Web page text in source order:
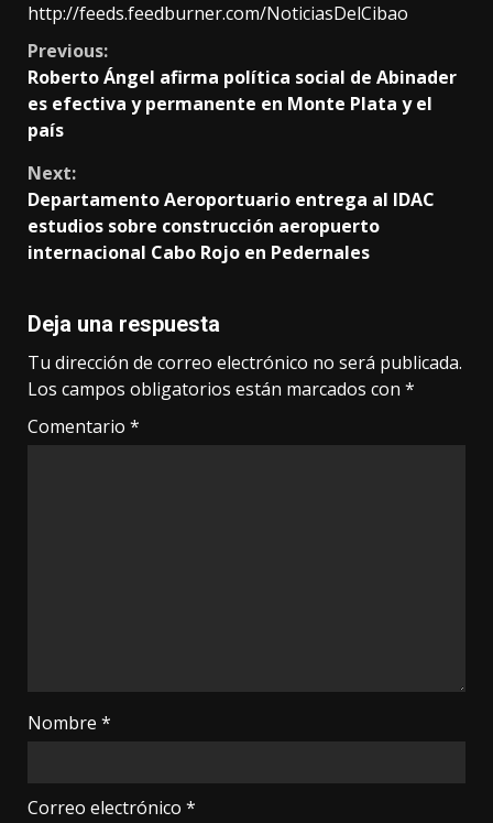
http://feeds.feedburner.com/NoticiasDelCibao
Continue
Reading
Previous:
Roberto Ángel afirma política social de Abinader
es efectiva y permanente en Monte Plata y el
país
Next:
Departamento Aeroportuario entrega al IDAC
estudios sobre construcción aeropuerto
internacional Cabo Rojo en Pedernales
Deja una respuesta
Tu dirección de correo electrónico no será publicada.
Los campos obligatorios están marcados con *
Comentario *
Nombre *
Correo electrónico *